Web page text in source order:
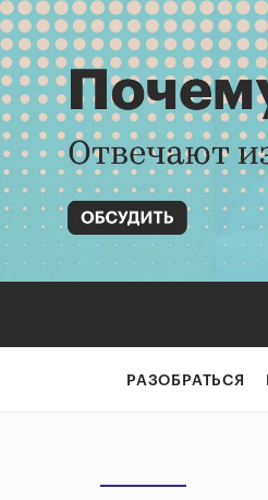
РАЗОБРАТЬСЯ